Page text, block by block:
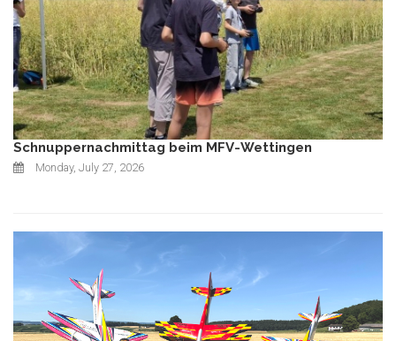
Schnuppernachmittag beim MFV-Wettingen
Monday, July 27, 2026